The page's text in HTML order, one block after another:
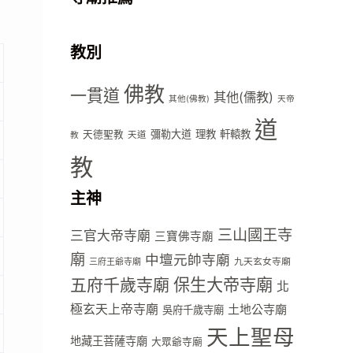
教別
一貫道 佛教 其他(佛教) 其他(儒教) 天帝
教 天德聖教 天道 彌勒大道 理教 軒轅教 道
教
主神
三官大帝寺廟 三寶佛寺廟 三山國王寺
廟 三府王爺寺廟 中壇元帥寺廟 九天玄女寺廟
五府千歲寺廟 保生大帝寺廟 北
極玄天上帝寺廟 吳府千歲寺廟 土地公寺廟
地藏王菩薩寺廟 大眾爺寺廟 天上聖母